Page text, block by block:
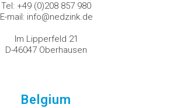
Tel: +49 (0)208 857 980
E-mail: info@nedzink.de
Im Lipperfeld 21
D-46047 Oberhausen
Belgium